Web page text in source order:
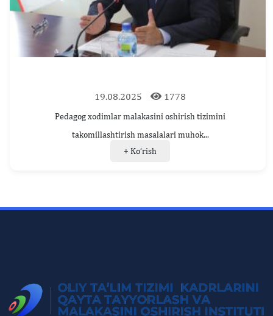
19.08.2025 1778
Pedagog xodimlar malakasini oshirish tizimini
takomillashtirish masalalari muhok...
+ Ko‘rish